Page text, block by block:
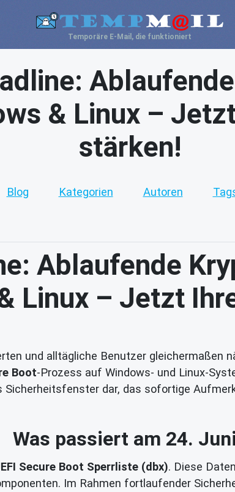
Temporäre E-Mail, die funktioniert
& Linux –
stärken!
Blog Kategorien Autoren
Ablaufende
Linux – Jetzt
und alltägliche Benutzer gleichermaßen
Boot-Prozess auf Windows- und Linux-
dar, das sofortige
Was passiert am 24.
Secure Boot Sperrliste (dbx). Diese
Im Rahmen fortlaufender